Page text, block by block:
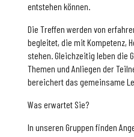
entstehen können.
Die Treffen werden von
begleitet, die mit Kompetenz,
stehen. Gleichzeitig leben die
Themen und Anliegen der
bereichert das gemeinsame
Was erwartet Sie?
In unseren Gruppen finden